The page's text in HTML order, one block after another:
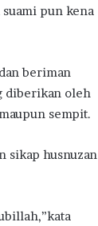
pun kena
beriman
diberikan oleh
sempit.
sikap husnuzan